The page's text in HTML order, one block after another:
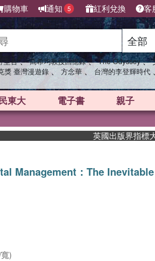
購物車 通知 5 紅利兌換 客
圭吾 、 高希均教授回憶錄 、 The Odyssey 、
獎 臺灣漫遊錄 、 方念華 、 台灣的李登輝時代 、
東大 電子書 親子
英國出版界指標大
Management：The Inevitable
)